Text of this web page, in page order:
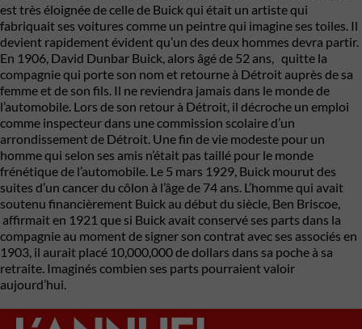
est très éloignée de celle de Buick qui était un artiste qui
fabriquait ses voitures comme un peintre qui imagine ses toiles. Il
devient rapidement évident qu’un des deux hommes devra partir.
En 1906, David Dunbar Buick, alors âgé de 52 ans, quitte la
compagnie qui porte son nom et retourne à Détroit auprès de sa
femme et de son fils. Il ne reviendra jamais dans le monde de
l’automobile. Lors de son retour à Détroit, il décroche un emploi
comme inspecteur dans une commission scolaire d’un
arrondissement de Détroit. Une fin de vie modeste pour un
homme qui selon ses amis n’était pas taillé pour le monde
frénétique de l’automobile. Le 5 mars 1929, Buick mourut des
suites d’un cancer du côlon à l’âge de 74 ans. L’homme qui avait
soutenu financièrement Buick au début du siècle, Ben Briscoe,
affirmait en 1921 que si Buick avait conservé ses parts dans la
compagnie au moment de signer son contrat avec ses associés en
1903, il aurait placé 10,000,000 de dollars dans sa poche à sa
retraite. Imaginés combien ses parts pourraient valoir
aujourd’hui.